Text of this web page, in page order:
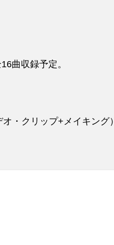
曲収録予定。
・クリップ+メイキング）